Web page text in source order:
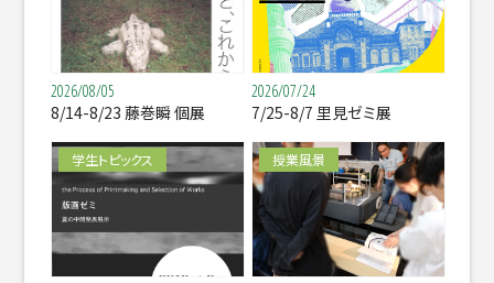
2026/08/05
8/14-8/23 藤巻瞬 個展
2026/07/24
7/25-8/7 里見ゼミ展
学生トピックス 授業風景